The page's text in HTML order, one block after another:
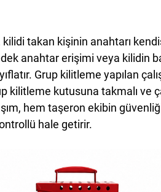
takan kişinin anahtarı
anahtar erişimi veya kilidin
Grup kilitleme yapılan
kilitleme kutusuna takmalı ve
hem taşeron ekibin
hale getirir.